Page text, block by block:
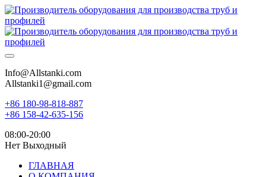
Info@Allstanki.com
Allstanki1@gmail.com
+86 180-98-818-887
+86 158-42-635-156
08:00-20:00
Нет Выходный
ГЛАВНАЯ